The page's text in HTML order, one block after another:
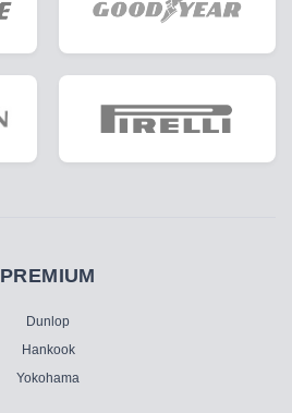
PREMIUM
Dunlop
Hankook
Yokohama